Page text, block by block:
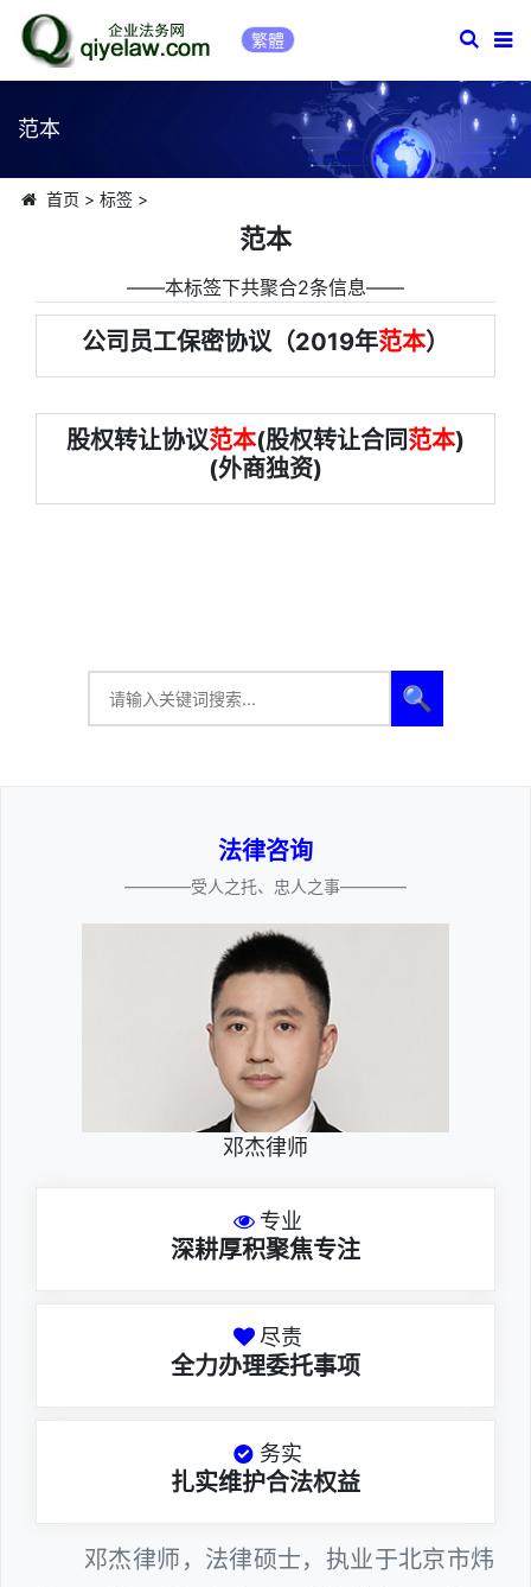
繁體
范本
首页 > 标签>
范本
――本标签下共聚合2条信息――
公司员工保密协议（2019年范本）
股权转让协议范本(股权转让合同范本)
(外商独资)
🔍
法律咨询
————受人之托、忠人之事————
邓杰律师
专业
深耕厚积聚焦专注
尽责
全力办理委托事项
务实
扎实维护合法权益
邓杰律师，法律硕士，执业于北京市炜